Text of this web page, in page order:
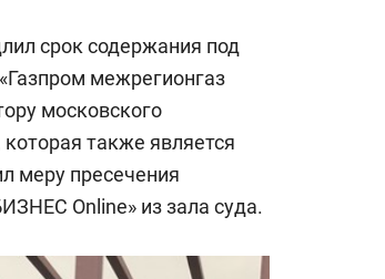
срок содержания под
межрегионгаз
московского
которая также является
меру пресечения
Online» из зала суда.
Рекомендуем